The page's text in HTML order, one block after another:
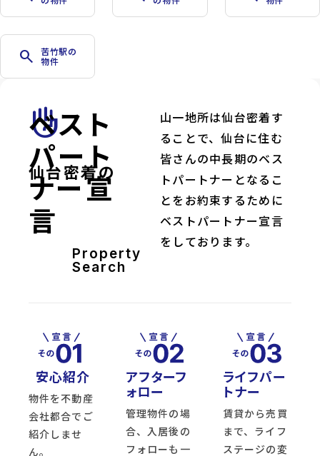
search
苦竹駅の
物件
front_hand
仙台密着の
ベスト
パート
ナー宣
言
Property
Search
山一地所は仙台密着す
ることで、仙台に住む
皆さんの中長期のベス
トパートナーとなるこ
とをお約束するために
ベストパートナー宣言
をしております。
安心紹介
物件を不動産
会社都合でご
紹介しませ
ん。
アフターフ
ォロー
管理物件の場
合、入居後の
フォローも一
ライフパー
トナー
賃貸から売買
まで、ライフ
ステージの変